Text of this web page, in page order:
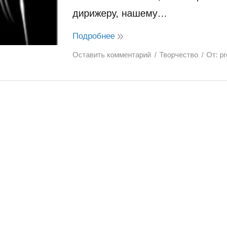
дирижеру, нашему…
Подробнее
Оставить комментарий Творчество От: